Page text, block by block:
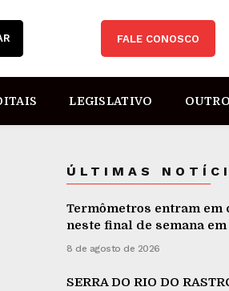
FALE CONOSCO
LEGISLATIVO
ÚLTIMAS
Termômetros entram em
neste final de semana em
8 de agosto de 2026
SERRA DO RIO DO